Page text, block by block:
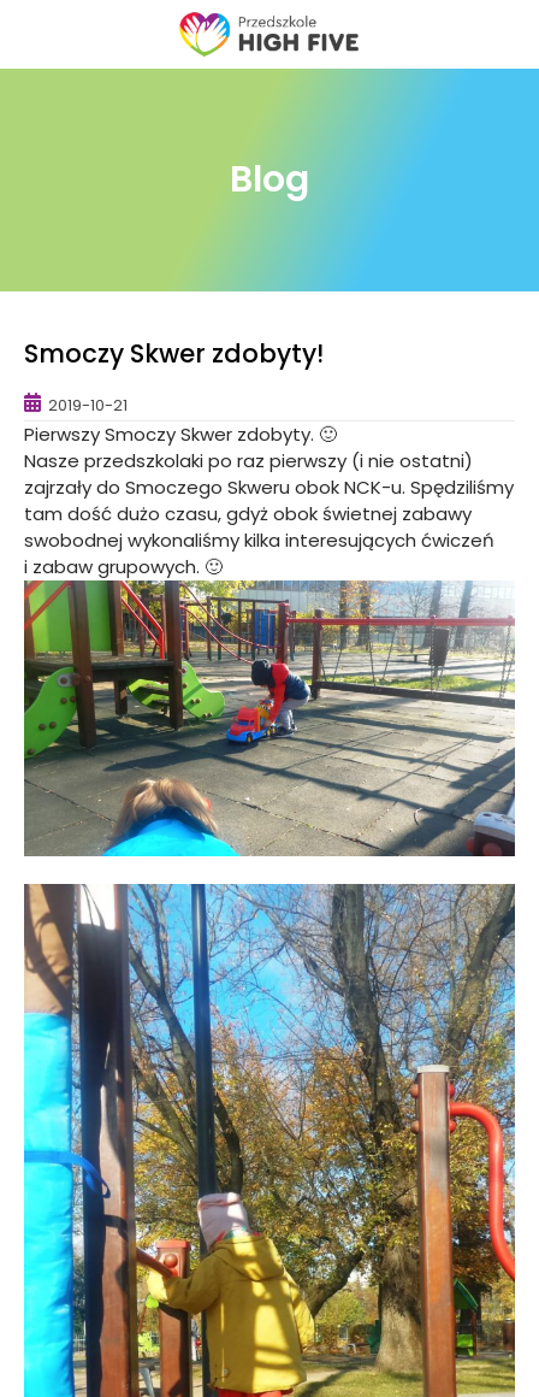
Blog
Smoczy Skwer zdobyty!
2019-10-21
Pierwszy Smoczy Skwer zdobyty. 🙂
Nasze przedszkolaki po raz pierwszy (i nie ostatni)
zajrzały do Smoczego Skweru obok NCK-u. Spędziliśmy
tam dość dużo czasu, gdyż obok świetnej zabawy
swobodnej wykonaliśmy kilka interesujących ćwiczeń
i zabaw grupowych. 🙂